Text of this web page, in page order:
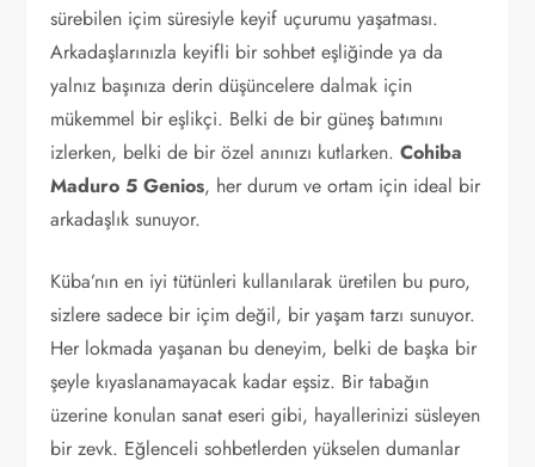
sürebilen içim süresiyle keyif uçurumu yaşatması.
Arkadaşlarınızla keyifli bir sohbet eşliğinde ya da
yalnız başınıza derin düşüncelere dalmak için
mükemmel bir eşlikçi. Belki de bir güneş batımını
izlerken, belki de bir özel anınızı kutlarken.Cohiba
Maduro 5 Genios, her durum ve ortam için ideal bir
arkadaşlık sunuyor.
Küba’nın en iyi tütünleri kullanılarak üretilen bu puro,
sizlere sadece bir içim değil, bir yaşam tarzı sunuyor.
Her lokmada yaşanan bu deneyim, belki de başka bir
şeyle kıyaslanamayacak kadar eşsiz. Bir tabağın
üzerine konulan sanat eseri gibi, hayallerinizi süsleyen
bir zevk. Eğlenceli sohbetlerden yükselen dumanlar